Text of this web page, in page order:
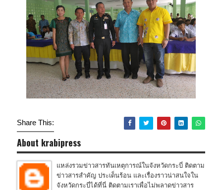
Share This:
About krabipress
แหล่งรวมข่าวสารทันเหตุการณ์ในจังหวัดกระบี่ ติดตาม
ข่าวสารสำคัญ ประเด็นร้อน และเรื่องราวน่าสนใจใน
จังหวัดกระบี่ได้ที่นี่ ติดตามเราเพื่อไม่พลาดข่าวสาร